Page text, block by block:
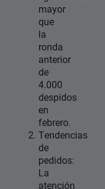
mayor
que
la
ronda
anterior
de
4.000
despidos
en
febrero.
Tendencias
de
pedidos:
La
atención